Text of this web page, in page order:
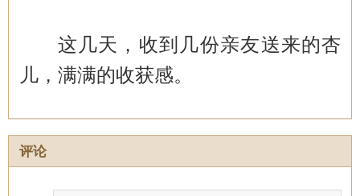
这几天，收到几份亲友送来的杏
儿，满满的收获感。
评论